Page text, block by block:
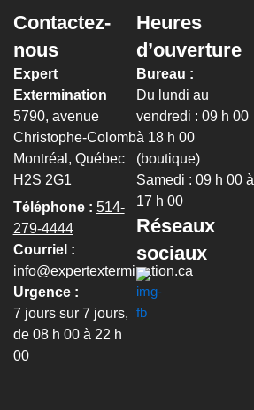
Contactez-
nous
Expert
Extermination
5790, avenue
Christophe-Colomb
Montréal, Québec
H2S 2G1
Téléphone : 514-
279-4444
Courriel :
info@expertextermination.ca
Urgence :
7 jours sur 7 jours,
de 08 h 00 à 22 h
00
Heures
d’ouverture
Bureau :
Du lundi au
vendredi : 09 h 00
à 18 h 00
(boutique)
Samedi : 09 h 00 à
17 h 00
Réseaux
sociaux